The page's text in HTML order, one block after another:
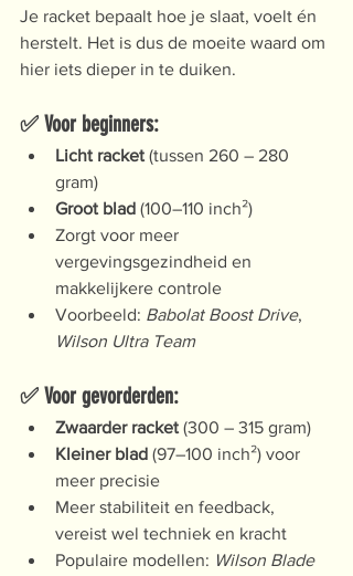
Je racket bepaalt hoe je slaat, voelt én
herstelt. Het is dus de moeite waard om
hier iets dieper in te duiken.
✅ Voor beginners:
Licht racket (tussen 260 – 280
gram)
Groot blad (100–110 inch²)
Zorgt voor meer
vergevingsgezindheid en
makkelijkere controle
Voorbeeld: Babolat Boost Drive,
Wilson Ultra Team
✅ Voor gevorderden:
Zwaarder racket (300 – 315 gram)
Kleiner blad (97–100 inch²) voor
meer precisie
Meer stabiliteit en feedback,
vereist wel techniek en kracht
Populaire modellen: Wilson Blade